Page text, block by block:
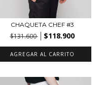
CHAQUETA CHEF #3
$131.600 $118.900
AGREGAR AL CARRITO